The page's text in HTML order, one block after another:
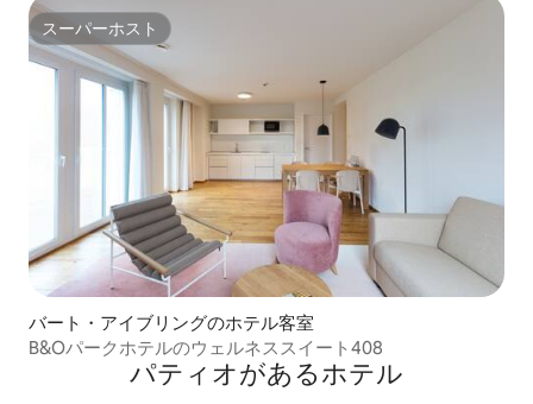
スーパーホスト
スーパーホスト
バート・アイブリングのホテル客室
B&Oパークホテルのウェルネススイート408
パティオがあるホ⁠テ⁠ル